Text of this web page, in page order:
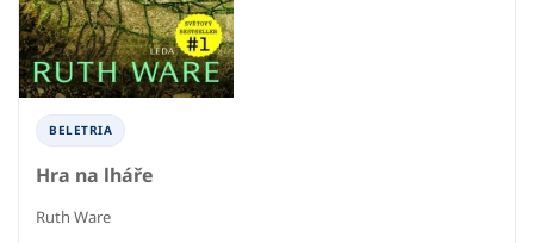
BELETRIA
Hra na lháře
Ruth Ware